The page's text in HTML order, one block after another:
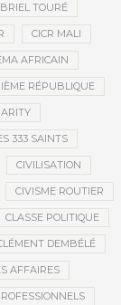
TOURÉ
CICR MALI
AFRICAIN
RÉPUBLIQUE
333 SAINTS
CIVILISATION
CIVISME ROUTIER
CLASSE POLITIQUE
DEMBÉLÉ
AFFAIRES